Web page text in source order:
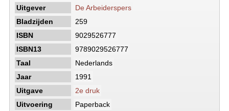
Uitgever
De Arbeiderspers
Bladzijden
259
ISBN
9029526777
ISBN13
9789029526777
Taal
Nederlands
Jaar
1991
Uitgave
2e druk
Uitvoering
Paperback